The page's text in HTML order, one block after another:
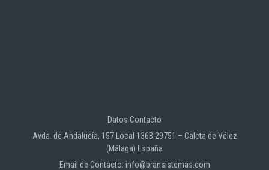
Datos Contacto
Avda. de Andalucía, 157 Local 136B 29751 – Caleta de Vélez
(Málaga) España
Email de Contacto: info@bransistemas.com